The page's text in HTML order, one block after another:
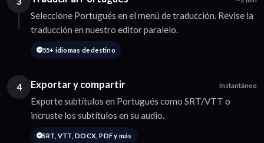
Seleccione Portugués en el menú de traducción. Revise la
traducción en nuestro editor paralelo.
55+ idiomas de destino
4 Exportar y compartir Instantáneo
Exporte subtítulos en Portugués como SRT/VTT o
incruste los subtítulos en su audio.
SRT, VTT, DOCX, PDF y más